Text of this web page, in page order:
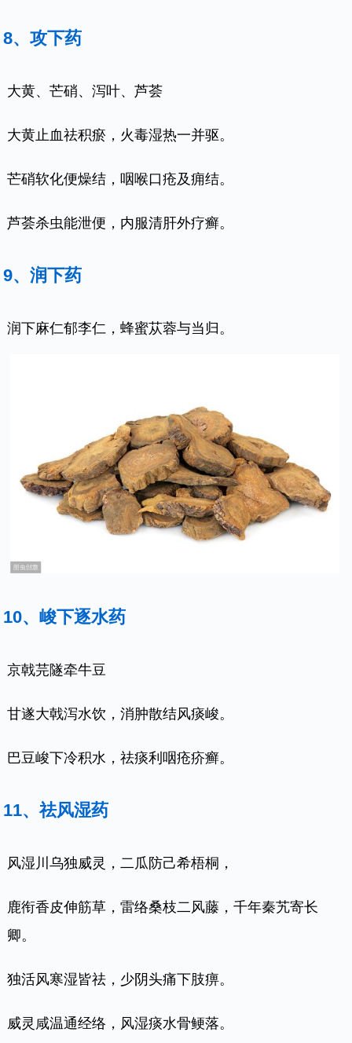
8、攻下药
大黄、芒硝、泻叶、芦荟
大黄止血祛积瘀，火毒湿热一并驱。
芒硝软化便燥结，咽喉口疮及痈结。
芦荟杀虫能泄便，内服清肝外疗癣。
9、润下药
润下麻仁郁李仁，蜂蜜苁蓉与当归。
10、峻下逐水药
京戟芫隧牵牛豆
甘遂大戟泻水饮，消肿散结风痰峻。
巴豆峻下冷积水，祛痰利咽疮疥癣。
11、祛风湿药
风湿川乌独威灵，二瓜防己希梧桐，
鹿衔香皮伸筋草，雷络桑枝二风藤，千年秦艽寄长
卿。
独活风寒湿皆祛，少阴头痛下肢痹。
威灵咸温通经络，风湿痰水骨鲠落。